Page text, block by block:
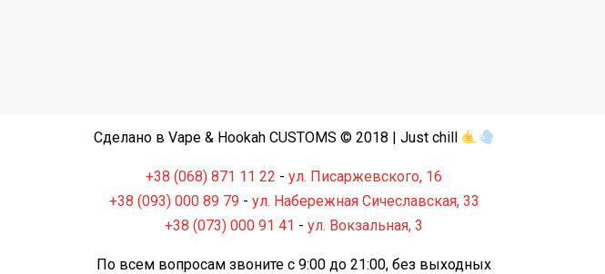
Сделано в Vape & Hookah CUSTOMS © 2018 | Just chill
+38 (068) 871 11 22 -ул. Писаржевского, 16
+38 (093) 000 89 79 - ул. Набережная Сичеславская, 33
+38 (073) 000 91 41 -ул. Вокзальная, 3
По всем вопросам звоните с 9:00 до 21:00, без выходных